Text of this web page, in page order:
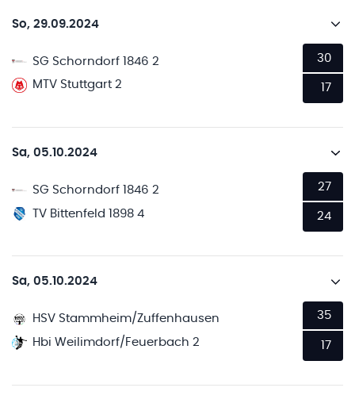
So, 29.09.2024
SG Schorndorf 1846 2
MTV Stuttgart 2
30
17
Sa, 05.10.2024
SG Schorndorf 1846 2
TV Bittenfeld 1898 4
27
24
Sa, 05.10.2024
HSV Stammheim/Zuffenhausen
Hbi Weilimdorf/Feuerbach 2
35
17